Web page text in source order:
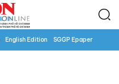
English Edition SGGP Epaper